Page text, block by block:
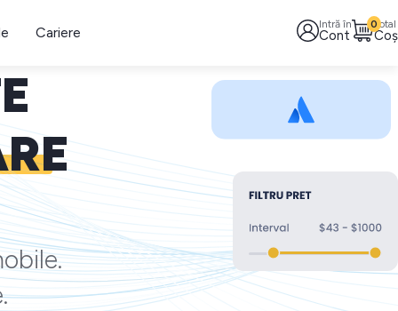
Cariere Intră în
Cont
Total
Coș
0